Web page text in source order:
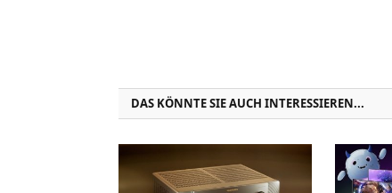
DAS KÖNNTE SIE AUCH INTERESSIEREN...